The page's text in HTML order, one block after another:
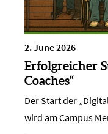
2. June 2026
Erfolgreicher
Coaches“
Der Start der
wird am Campus